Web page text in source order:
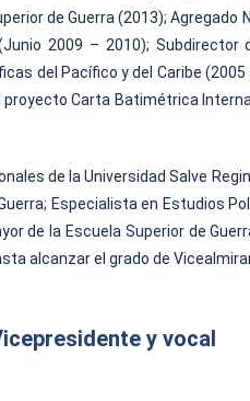
de Guerra (2013); Agregado
2009 – 2010);
del Pacífico y del Caribe
Carta Batimétrica
de la Universidad Salve
Especialista en Estudios
de la Escuela Superior de
alcanzar el grado de
y vocal